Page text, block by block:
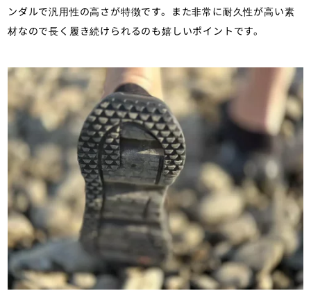
ンダルで汎用性の高さが特徴です。また非常に耐久性が高い素
材なので長く履き続けられるのも嬉しいポイントです。